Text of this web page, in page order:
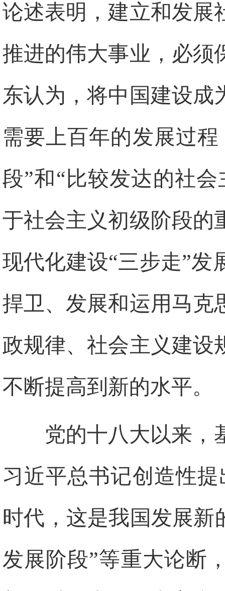
论述表明，建立和发展
推进的伟大事业，必须
东认为，将中国建设成
需要上百年的发展过
段”和“比较发达的社
于社会主义初级阶段的
现代化建设“三步走”发
捍卫、发展和运用马克
政规律、社会主义建设
不断提高到新的水平。
党的十八大以来，
习近平总书记创造性
时代，这是我国发展新
发展阶段”等重大论断